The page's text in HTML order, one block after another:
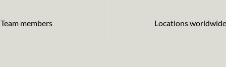
Team members Locations worldwide